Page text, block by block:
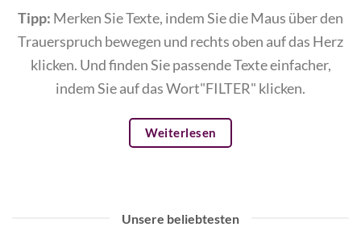
Tipp: Merken Sie Texte, indem Sie die Maus über den
Trauerspruch bewegen und rechts oben auf das Herz
klicken. Und finden Sie passende Texte einfacher,
indem Sie auf das Wort"FILTER" klicken.
Weiterlesen
Unsere beliebtesten